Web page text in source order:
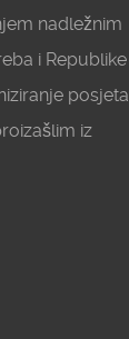
nadležnim
i Republike
posjeta
iz